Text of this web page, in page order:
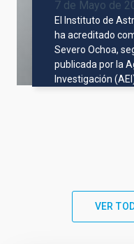
7 de Mayo de
El Instituto de
ha acreditado
Severo Ochoa,
publicada por la
Investigación
VER